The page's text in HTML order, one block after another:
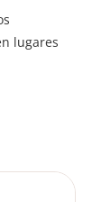
lugares